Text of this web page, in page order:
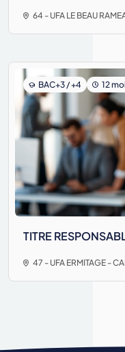
64 - UFA LE BEAU
BAC+3 / +4 12
TITRE
47 - UFA ERMITAGE -